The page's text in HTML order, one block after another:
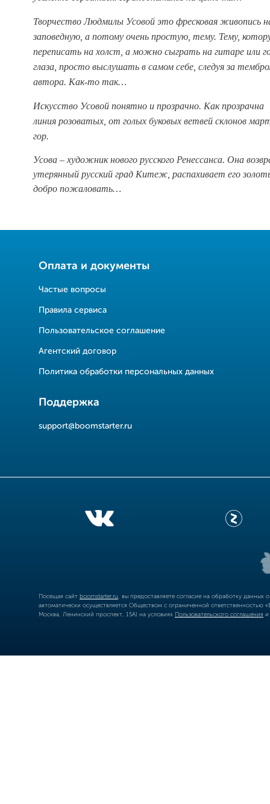
Творчество Людмилы Усовой это фресковая живопись
заповедную, а потому очень простую, тему. Тему,
переписать на холст, а можно сыграть на гитаре или
глаза, просто выслушать в самом себе, следуя за
автора. Как-то так…
Искусство Усовой понятно и прозрачно. Как прозрачна
линия розоватых, от голых буковых ветвей склонов
гор.
Усова – художник нового русского Ренессанса. Она
утерянный русский град Китеж, распахивает его
добро пожаловать…
Оплата и документы
Частые вопросы
Правила сервиса
Пользовательское соглашение
Агентский договор
Политика обработки персональных данных
Поддержка
support@boomstarter.ru
Посещая сайт boomstarter.ru , вы предоставляете согласие на обработку
автоматически осуществляется Обществом с ограниченной
Москва, Ленинский проспект, 15А) на условиях Пользовательского соглашения и